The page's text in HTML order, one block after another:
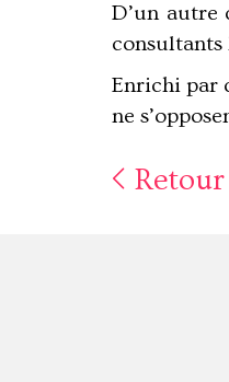
D’un autre
Enrichi par
ne
Retour